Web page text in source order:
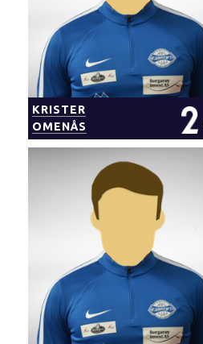
KRISTER
OMENÅS